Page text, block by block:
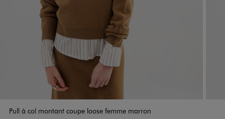
Pull à col montant coupe loose femme marron